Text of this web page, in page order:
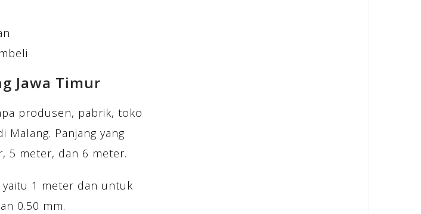
Jawa Timur
produsen, pabrik, toko
Panjang yang
5 meter, dan 6 meter.
yaitu 1 meter dan untuk
0.50 mm.